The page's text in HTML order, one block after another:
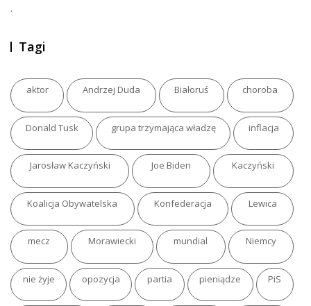
.
Tagi
aktor Andrzej Duda Białoruś choroba
Donald Tusk grupa trzymająca władzę inflacja
Jarosław Kaczyński Joe Biden Kaczyński
Koalicja Obywatelska Konfederacja Lewica
mecz Morawiecki mundial Niemcy
nie żyje opozycja partia pieniądze PiS